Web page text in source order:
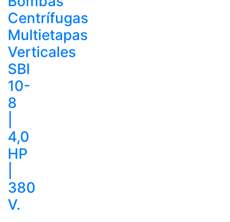
Centrífugas
Multietapas
Verticales
SBI
10-
8
4,0
HP
380
V.